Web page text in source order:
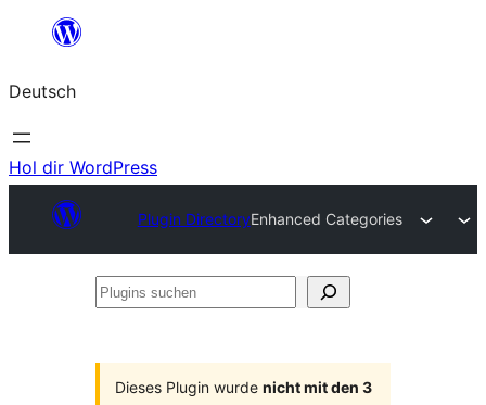
springen
Deutsch
Hol dir WordPress
Plugin DirectoryEnhanced Categories
Plugins
Dieses Plugin wurde nicht mit den 3